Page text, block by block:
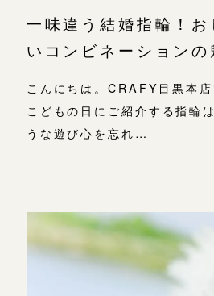
一味違う結婚指輪！お
いコンビネーションの
こんにちは。CRAFY目黒本
こどもの日にご紹介する指輪
うな遊び心を忘れ…